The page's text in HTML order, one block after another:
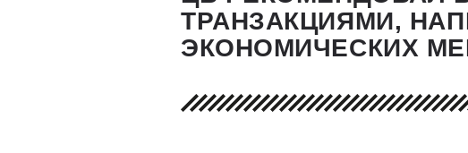
ТРАНЗАКЦИЯМИ,
ЭКОНОМИЧЕСКИХ